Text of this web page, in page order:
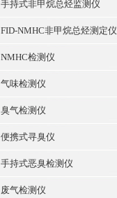
手持式非甲烷总烃监测仪
FID-NMHC非甲烷总烃测定仪
NMHC检测仪
气味检测仪
臭气检测仪
便携式寻臭仪
手持式恶臭检测仪
废气检测仪